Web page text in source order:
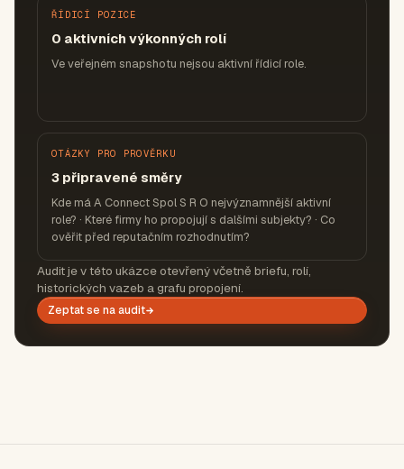
ŘÍDICÍ POZICE
0 aktivních výkonných rolí
Ve veřejném snapshotu nejsou aktivní řídicí role.
OTÁZKY PRO PROVĚRKU
3 připravené směry
Kde má A Connect Spol S R O nejvýznamnější aktivní
role? · Které firmy ho propojují s dalšími subjekty? · Co
ověřit před reputačním rozhodnutím?
Audit je v této ukázce otevřený včetně briefu, rolí,
historických vazeb a grafu propojení.
Zeptat se na audit